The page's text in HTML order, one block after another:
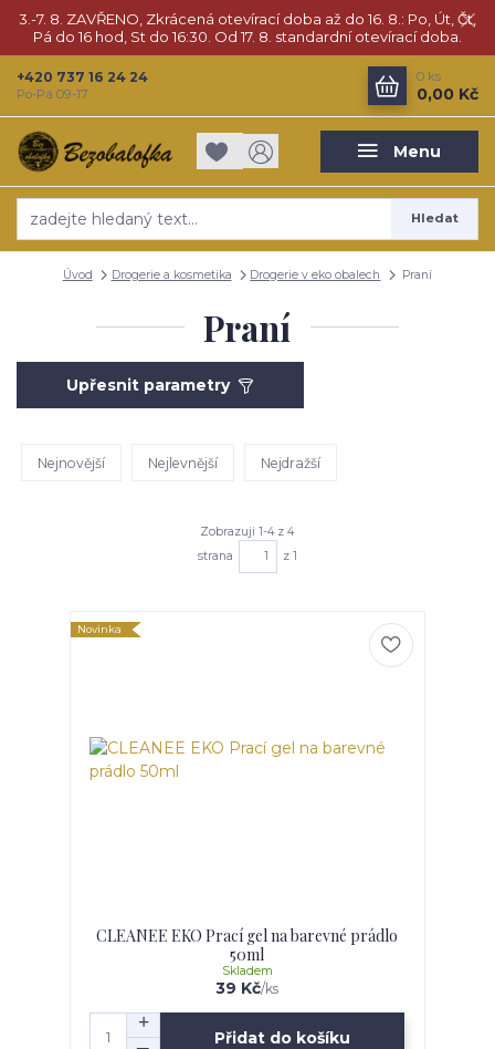
3.-7. 8. ZAVŘENO, Zkrácená otevírací doba až do 16. 8.: Po, Út, Čt,
Pá do 16 hod, St do 16:30. Od 17. 8. standardní otevírací doba.
Menu
Hledat
+420 737 16 24 24
Po-Pá 09-17
0 ks
0,00 Kč
Úvod Drogerie a kosmetika Drogerie v eko obalech Praní
Praní
Upřesnit parametry
Nejnovější Nejlevnější Nejdražší
Zobrazuji 1-4 z 4
strana
z 1
Novinka
CLEANEE EKO Prací gel na barevné prádlo
50ml
39 Kč/ks
Skladem
Přidat do košíku